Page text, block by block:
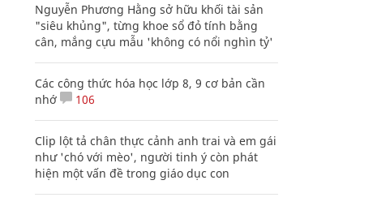
Nguyễn Phương Hằng sở hữu khối tài sản
"siêu khủng", từng khoe sổ đỏ tính bằng
cân, mắng cựu mẫu 'không có nổi nghìn tỷ'
Các công thức hóa học lớp 8, 9 cơ bản cần
nhớ
106
Clip lột tả chân thực cảnh anh trai và em gái
như 'chó với mèo', người tinh ý còn phát
hiện một vấn đề trong giáo dục con